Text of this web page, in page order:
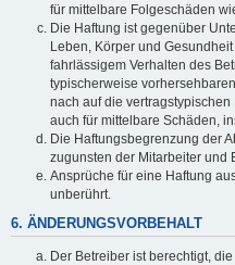
für mittelbare Folgeschäden
Die Haftung ist gegenüber
Leben, Körper und
fahrlässigem Verhalten des
typischerweise
nach auf die
auch für mittelbare Schäden,
Die Haftungsbegrenzung der
zugunsten der Mitarbeiter und
Ansprüche für eine Haftung
unberührt.
6. ÄNDERUNGSVORBEHALT
Der Betreiber ist berechtigt,